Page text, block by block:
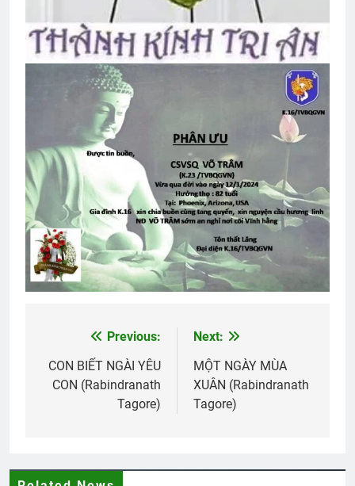
navigation
Previous:
CON BIẾT NGÀI YÊU
CON (Rabindranath
Tagore)
Next:
MỘT NGÀY MÙA
XUÂN (Rabindranath
Tagore)